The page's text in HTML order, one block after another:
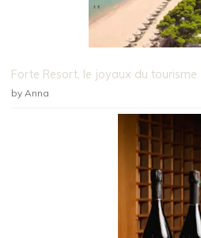
Forte Resort, le joyaux du tourisme
by Anna